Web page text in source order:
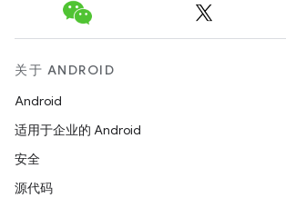
关于 ANDROID
Android
适用于企业的 Android
安全
源代码